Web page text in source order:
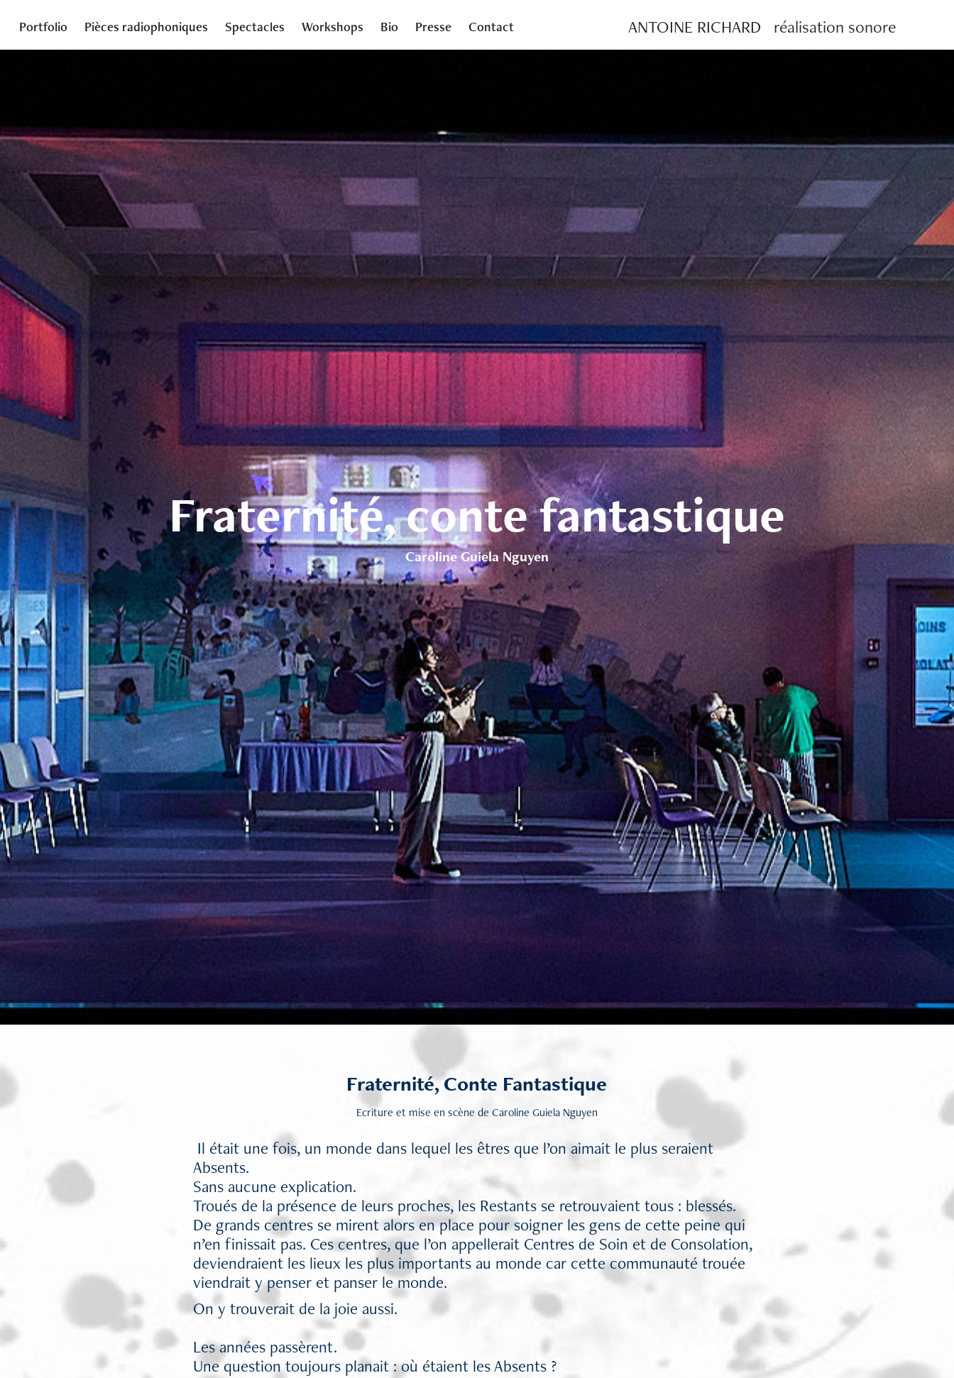
Portfolio Pièces radiophoniques Spectacles Workshops Bio Presse Contact ANTOINE RICHARD   réalisation sonore
Fraternité, conte fantastique
Caroline Guiela Nguyen
Fraternité, Conte Fantastique
Ecriture et mise en scène de Caroline Guiela Nguyen
Il était une fois, un monde dans lequel les êtres que l’on aimait le plus seraient
Absents.
Sans aucune explication.
Troués de la présence de leurs proches, les Restants se retrouvaient tous : blessés.
De grands centres se mirent alors en place pour soigner les gens de cette peine qui
n’en finissait pas. Ces centres, que l’on appellerait Centres de Soin et de Consolation,
deviendraient les lieux les plus importants au monde car cette communauté trouée
viendrait y penser et panser le monde.
On y trouverait de la joie aussi.
Les années passèrent.
Une question toujours planait : où étaient les Absents ?